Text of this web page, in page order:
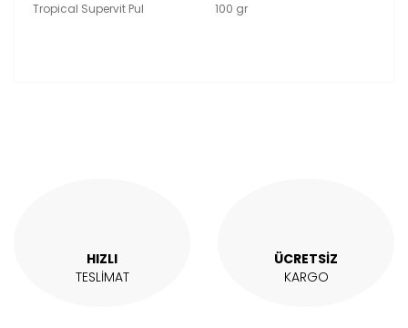
Tropical Supervit Pul
100 gr
Bu ürüne benzer farklı alternatifler olmalı.
HIZLI
TESLİMAT
ÜCRETSİZ
KARGO